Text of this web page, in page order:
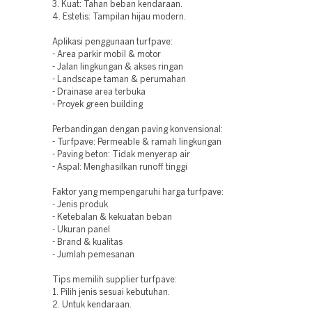
3. Kuat: Tahan beban kendaraan.
4. Estetis: Tampilan hijau modern.
Aplikasi penggunaan turfpave:
- Area parkir mobil & motor
- Jalan lingkungan & akses ringan
- Landscape taman & perumahan
- Drainase area terbuka
- Proyek green building
Perbandingan dengan paving konvensional:
- Turfpave: Permeable & ramah lingkungan
- Paving beton: Tidak menyerap air
- Aspal: Menghasilkan runoff tinggi
Faktor yang mempengaruhi harga turfpave:
- Jenis produk
- Ketebalan & kekuatan beban
- Ukuran panel
- Brand & kualitas
- Jumlah pemesanan
Tips memilih supplier turfpave:
1. Pilih jenis sesuai kebutuhan.
2. Untuk kendaraan.